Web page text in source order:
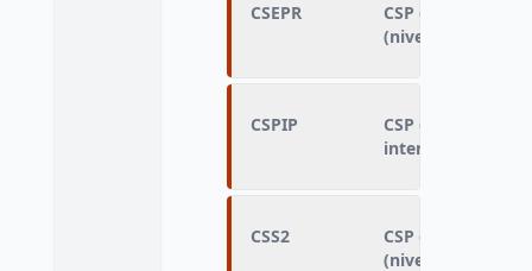
CSEPR
CSP de l'emploi
(niveau agrégé)
CSPIP
CSP de l'emploi
intermédiaire)
CSS2
CSP de la
(niveau détaillé)